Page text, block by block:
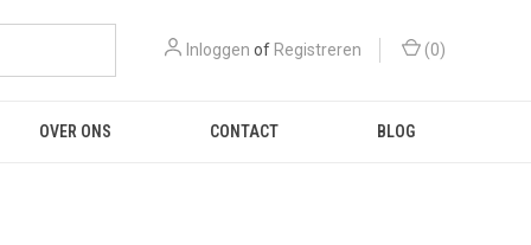
Inloggen of Registreren (0)
OVER ONS CONTACT BLOG